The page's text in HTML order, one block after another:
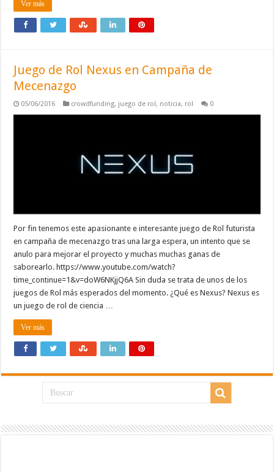
Ver más
Juego de Rol Nexus en Campaña de
Mecenazgo
05/06/2016 crowdfunding, juego de rol, noticia, rol 0
Por fin tenemos este apasionante e interesante juego de Rol futurista
en campaña de mecenazgo tras una larga espera, un intento que se
anulo para mejorar el proyecto y muchas muchas ganas de
saborearlo. https://www.youtube.com/watch?
time_continue=1&v=doW6NKjjQ6A Sin duda se trata de unos de los
juegos de Rol más esperados del momento. ¿Qué es Nexus? Nexus es
un juego de rol de ciencia …
Ver más